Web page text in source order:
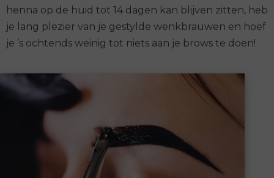
henna op de huid tot 14 dagen kan blijven zitten, heb
je lang plezier van je gestylde wenkbrauwen en hoef
je ’s ochtends weinig tot niets aan je brows te doen!